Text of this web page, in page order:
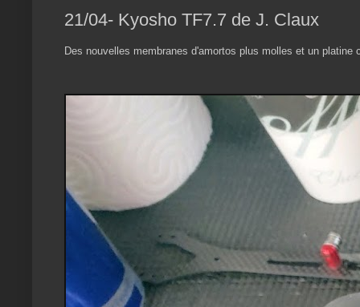
21/04- Kyosho TF7.7 de J. Claux
Des nouvelles membranes d'amortos plus molles et un